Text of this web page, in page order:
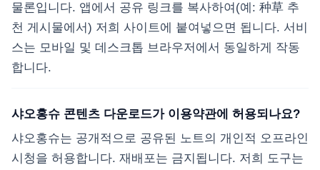
물론입니다. 앱에서 공유 링크를 복사하여(예: 种草 추
천 게시물에서) 저희 사이트에 붙여넣으면 됩니다. 서비
스는 모바일 및 데스크톱 브라우저에서 동일하게 작동
합니다.
샤오홍슈 콘텐츠 다운로드가 이용약관에 허용되나요?
샤오홍슈는 공개적으로 공유된 노트의 개인적 오프라인
시청을 허용합니다. 재배포는 금지됩니다. 저희 도구는